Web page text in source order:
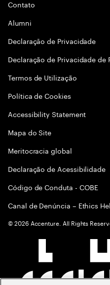
Contato
Alumni
Declaraçāo de Privacidade
Declaração de Privacidade
Termos de Utilização
Política de Cookies
Accessibility Statement
Mapa do Site
Meritocracia global
Declaração de Acessibilidade
Código de Conduta - COBE
Canal de Denúncia – Ethics
©2026 Accenture. All Rights